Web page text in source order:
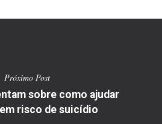
Próximo Post
sobre como ajudar
risco de suicídio